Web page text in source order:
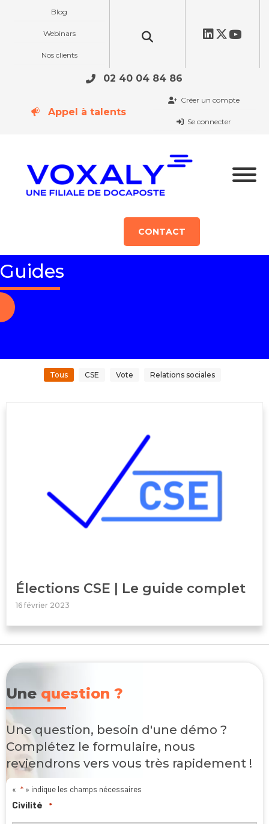
Blog
Webinars
Nos clients
02 40 04 84 86
Appel à talents
Créer un compte
Se connecter
CONTACT
Guides
Tous CSE Vote Relations sociales
Élections CSE | Le guide complet
16 février 2023
Une question ?
Une question, besoin d'une démo ?
Complétez le formulaire, nous
reviendrons vers vous très rapidement !
« * » indique les champs nécessaires
Civilité *